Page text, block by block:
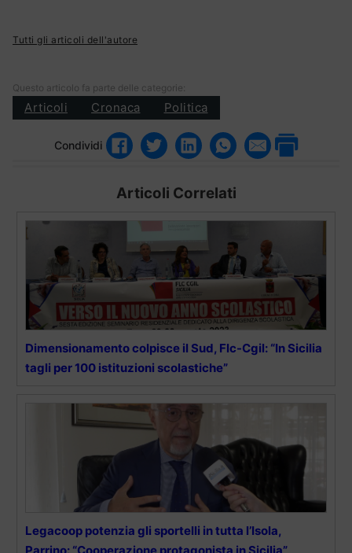
Tutti gli articoli dell'autore
Questo articolo fa parte delle categorie:
Articoli Cronaca Politica
Condividi
Articoli Correlati
Dimensionamento colpisce il Sud, Flc-Cgil: “In Sicilia
tagli per 100 istituzioni scolastiche”
Legacoop potenzia gli sportelli in tutta l’Isola,